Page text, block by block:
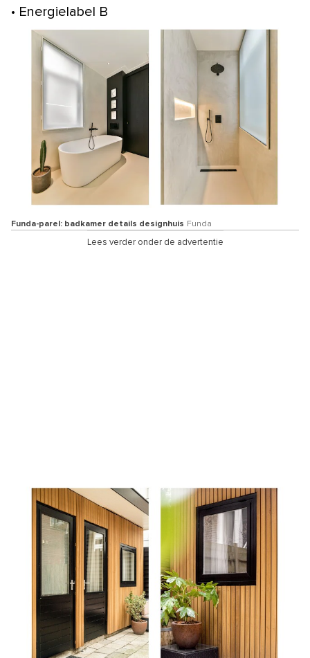
• Energielabel B
Funda-parel: badkamer details designhuis Funda
Lees verder onder de advertentie